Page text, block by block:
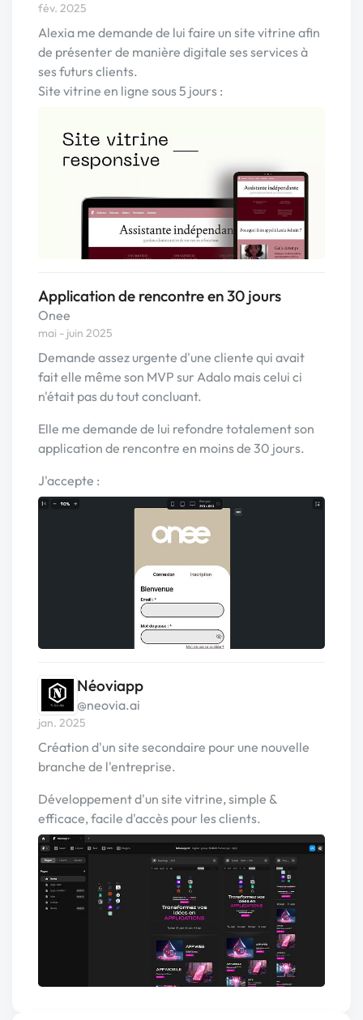
fév. 2025
Alexia me demande de lui faire un site vitrine afin
de présenter de manière digitale ses services à
ses futurs clients.
Site vitrine en ligne sous 5 jours :
Application de rencontre en 30 jours
Onee
mai - juin 2025
Demande assez urgente d'une cliente qui avait
fait elle même son MVP sur Adalo mais celui ci
n'était pas du tout concluant.
Elle me demande de lui refondre totalement son
application de rencontre en moins de 30 jours.
J'accepte :
Néoviapp
@neovia.ai
jan. 2025
Création d'un site secondaire pour une nouvelle
branche de l'entreprise.
Développement d'un site vitrine, simple &
efficace, facile d'accès pour les clients.